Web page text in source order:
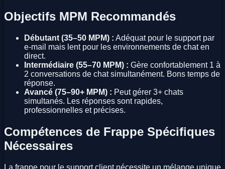
Objectifs MPM Recommandés
Débutant (35–50 MPM) : Adéquat pour le support par
e-mail mais lent pour les environnements de chat en
direct.
Intermédiaire (55–70 MPM) : Gère confortablement 1 à
2 conversations de chat simultanément. Bons temps de
réponse.
Avancé (75–90+ MPM) : Peut gérer 3+ chats
simultanés. Les réponses sont rapides,
professionnelles et précises.
Compétences de Frappe Spécifiques
Nécessaires
La frappe pour le support client nécessite un mélange unique